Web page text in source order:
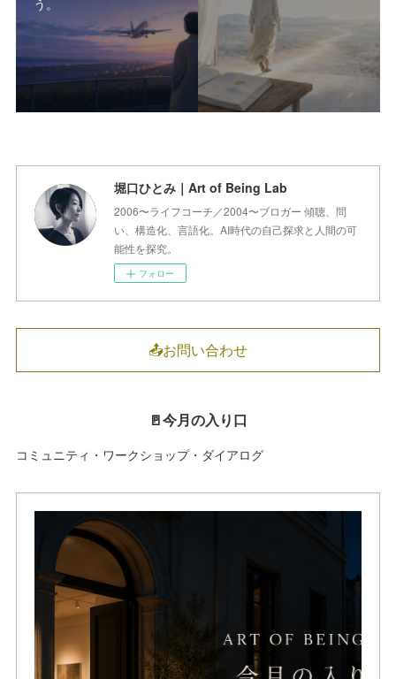
堀口ひとみ｜Art of Being Lab
2006〜ライフコーチ／2004〜ブロガー 傾聴、問
い、構造化、言語化。AI時代の自己探求と人間の可
能性を探究。
フォロー
📤お問い合わせ
🚪今月の入り口
コミュニティ・ワークショップ・ダイアログ